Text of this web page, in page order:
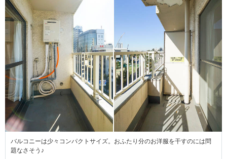
バルコニーは少々コンパクトサイズ。おふたり分のお洋服を干すのには問
題なさそう♪